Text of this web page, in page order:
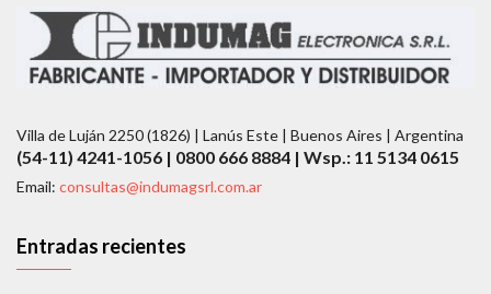
Villa de Luján 2250 (1826) | Lanús Este | Buenos Aires | Argentina
(54-11) 4241-1056 | 0800 666 8884 | Wsp.: 11 5134 0615
Email: consultas@indumagsrl.com.ar
Entradas recientes